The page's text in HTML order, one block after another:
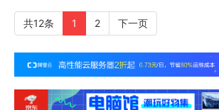
共12条 1 2 下一页